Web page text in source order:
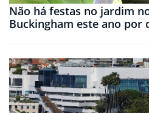
Não há festas no jardim
Buckingham este ano por